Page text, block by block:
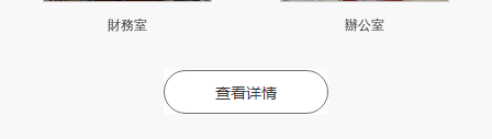
財務室 辦公室